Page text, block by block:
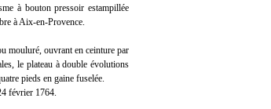
à bouton pressoir estampillée
à Aix-en-Provence.
mouluré, ouvrant en ceinture par
le plateau à double évolutions
pieds en gaine fuselée.
février 1764.